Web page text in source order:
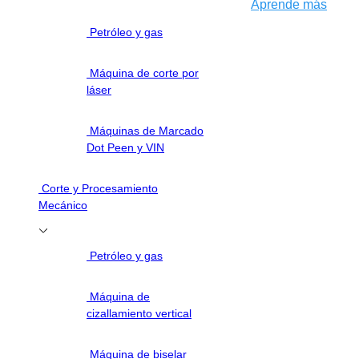
Petróleo y gas
Máquina de corte por
láser
Máquinas de Marcado
Dot Peen y VIN
Corte y Procesamiento
Mecánico
Petróleo y gas
Máquina de
cizallamiento vertical
Máquina de biselar
Óptica
Aprende más